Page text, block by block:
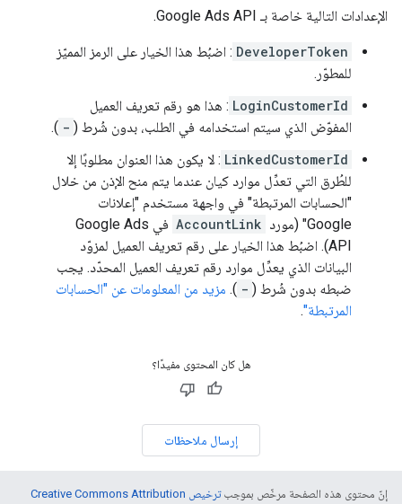
الإعدادات التالية خاصة بـ Google Ads API.
DeveloperToken : اضبُط هذا الخيار على الرمز المميّز
للمطوّر.
LoginCustomerId : هذا هو رقم تعريف العميل
المفوّض الذي سيتم استخدامه في الطلب، بدون شُرط ( -
).
LinkedCustomerId : لا يكون هذا العنوان مطلوبًا إلا
للطُرق التي تعدِّل موارد كيان عندما يتم منح الإذن من خلال
"الحسابات المرتبطة" في واجهة مستخدم "إعلانات
Google" (مورد
AccountLink
في Google Ads
API). اضبُط هذا الخيار على رقم تعريف العميل لمزوّد
البيانات الذي يعدِّل موارد رقم تعريف العميل المحدّد. يجب
ضبطه بدون شُرط ( -
). مزيد من المعلومات عن "الحسابات
المرتبطة".
هل كان المحتوى مفيدًا؟
إرسال ملاحظات
إنّ محتوى هذه الصفحة مرخّص بموجب
ترخيص Creative Commons Attribution